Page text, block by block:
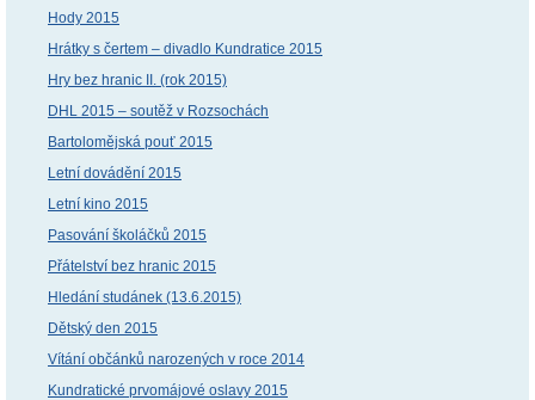
Hody 2015
Hrátky s čertem – divadlo Kundratice 2015
Hry bez hranic II. (rok 2015)
DHL 2015 – soutěž v Rozsochách
Bartolomějská pouť 2015
Letní dovádění 2015
Letní kino 2015
Pasování školáčků 2015
Přátelství bez hranic 2015
Hledání studánek (13.6.2015)
Dětský den 2015
Vítání občánků narozených v roce 2014
Kundratické prvomájové oslavy 2015